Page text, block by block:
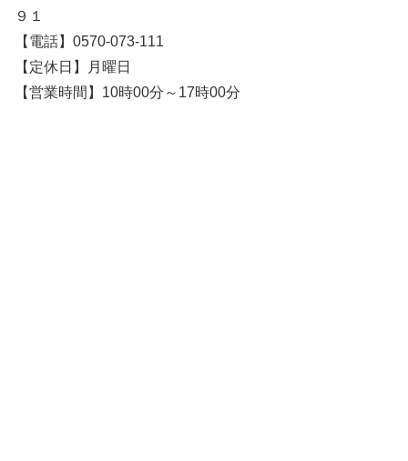
９１
【電話】0570-073-111
【定休日】月曜日
【営業時間】10時00分～17時00分